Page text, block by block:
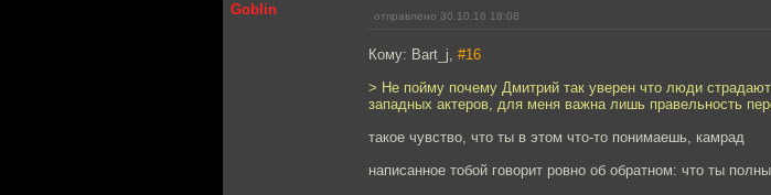
Goblin отправлено 30.10.16 18:08
Кому: Bart_j, #16
> Не пойму почему Дмитрий так уверен что люди
западных актеров, для меня важна лишь правельность
такое чувство, что ты в этом что-то понимаешь, камрад
написанное тобой говорит ровно об обратном: что ты